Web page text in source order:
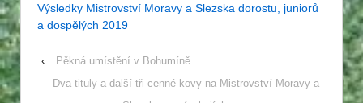
Výsledky Mistrovství Moravy a Slezska dorostu, juniorů
a dospělých 2019
‹
Pěkná umístění v Bohumíně
Dva tituly a další tři cenné kovy na Mistrovství Moravy a